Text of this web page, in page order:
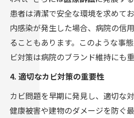
患者は清潔で安全な環境を求めて
内感染が発生した場合、病院の信
ることもあります。このような事
ビ対策は病院のブランド維持にも重
4. 適切なカビ対策の重要性
カビ問題を早期に発見し、適切な
健康被害や建物のダメージを防ぐ